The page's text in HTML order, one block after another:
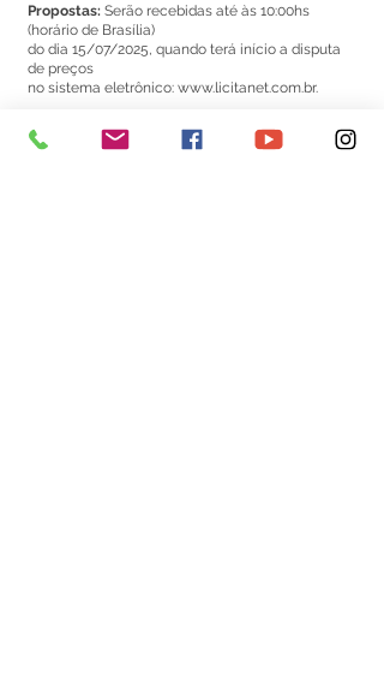
Propostas: Serão recebidas até às 10:00hs
(horário de Brasília)
do dia 15/07/2025, quando terá início a disputa
de preços
no sistema eletrônico: www.licitanet.com.br.
Senador Guiomard/AC, 30 de junho de 2025.